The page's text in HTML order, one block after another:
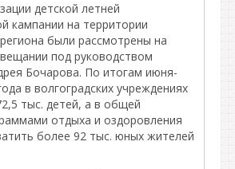
детской летней
кампании на территории
были рассмотрены на
под руководством
Бочарова. По итогам июня-
в волгоградских учреждениях
тыс. детей, а в общей
отдыха и оздоровления
более 92 тыс. юных жителей